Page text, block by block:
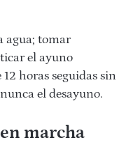
agua; tomar
el ayuno
horas seguidas sin
el desayuno.
marcha